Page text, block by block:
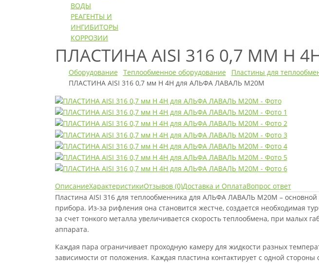
ВОДЫ
РЕАГЕНТЫ И
ИНГИБИТОРЫ
КОРРОЗИИ
ПЛАСТИНА AISI 316 0,7 ММ H
Оборудование Теплообменное оборудование Пластины для
ПЛАСТИНА AISI 316 0,7 мм H 4H для АЛЬФА ЛАВАЛЬ M20M
ОписаниеХарактеристикиОтзывов (0)Доставка и ОплатаВопрос ответ
Пластина AISI 316 для теплообменника для АЛЬФА ЛАВАЛЬ M20M – основной
прибора. Из-за рифления она становится жестче, создается необходимая
за счет тонкого металла увеличивается скорость теплообмена, при малых
аппарата.
Каждая пара ограничивает проходную камеру для жидкости разных
зависимости от положения. Каждая пластина контактирует с одной стороны